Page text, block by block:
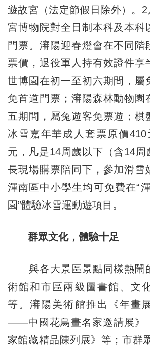
遊故宮（法定節假日除外）。
宮博物院對全日制本科及本科
門票。瀋陽迎春燈會在不同階
票價，退役軍人持有效證件享
世博園在初一至初六期間，屬
免首道門票；瀋陽森林動物園
五期間，屬兔遊客免票遊；棋
冰雪嘉年華成人套票原價
元，凡是14周歲以下（含14周
長現場購票陪同下，參加滑雪
渾南區中小學生均可免費在“
園”體驗冰雪運動遊項目。
群眾文化，體驗十足
與各大景區景點同樣熱鬧
術館和市區兩級圖書館、文
等。瀋陽美術館推出《年畫
——中國花鳥畫名家邀請展》
家館藏精品陳列展》等；市群